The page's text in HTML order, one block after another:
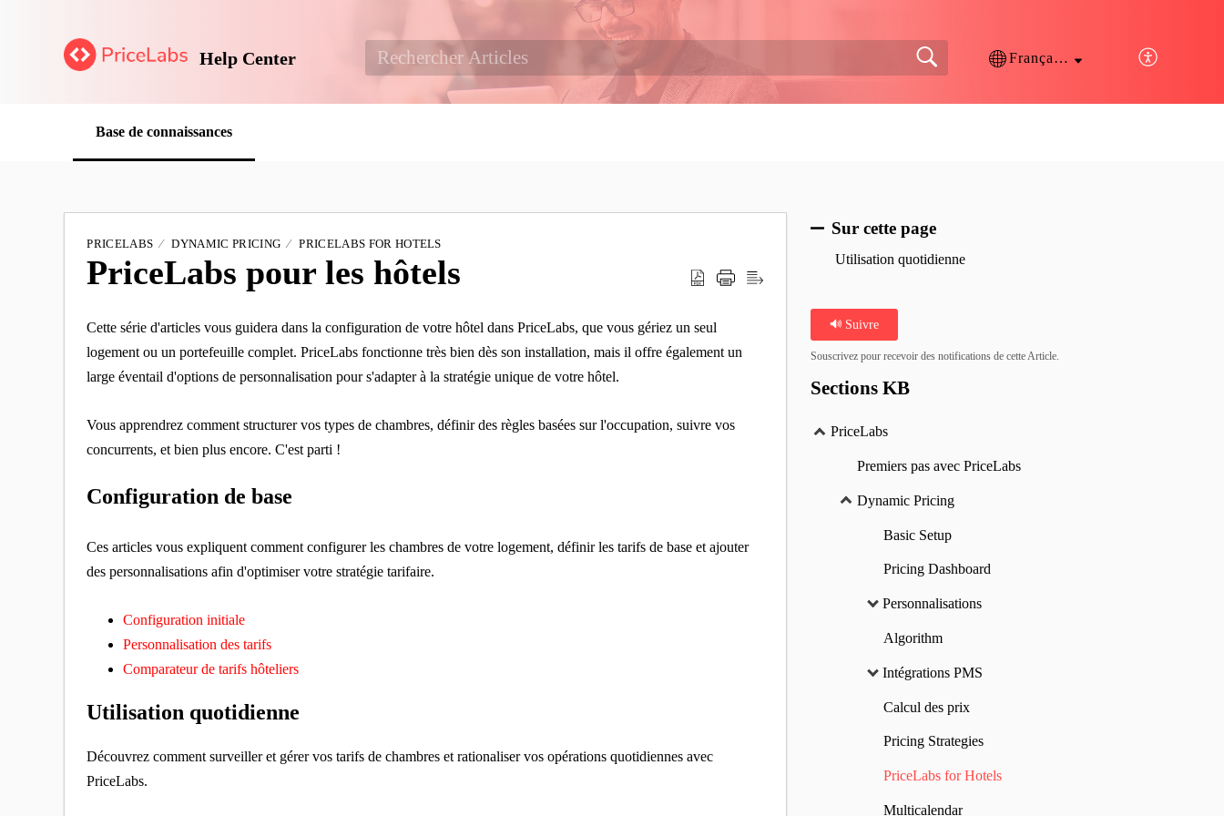
Help Center Français (France)
Base de connaissances
PRICELABS DYNAMIC PRICING PRICELABS FOR HOTELS
PriceLabs pour les hôtels
Cette série d'articles vous guidera dans la configuration de votre hôtel dans PriceLabs, que vous gériez un seul
logement ou un portefeuille complet. PriceLabs fonctionne très bien dès son installation, mais il offre également un
large éventail d'options de personnalisation pour s'adapter à la stratégie unique de votre hôtel.
Vous apprendrez comment structurer vos types de chambres, définir des règles basées sur l'occupation, suivre vos
concurrents, et bien plus encore. C'est parti !
Configuration de base
Ces articles vous expliquent comment configurer les chambres de votre logement, définir les tarifs de base et ajouter
des personnalisations afin d'optimiser votre stratégie tarifaire.
Configuration initiale
Personnalisation des tarifs
Comparateur de tarifs hôteliers
Utilisation quotidienne
Découvrez comment surveiller et gérer vos tarifs de chambres et rationaliser vos opérations quotidiennes avec
PriceLabs.
Sur cette page
Utilisation quotidienne
Suivre
Souscrivez pour recevoir des notifications de cette Article.
Sections KB
PriceLabs
Premiers pas avec PriceLabs
Dynamic Pricing
Basic Setup
Pricing Dashboard
Personnalisations
Algorithm
Intégrations PMS
Calcul des prix
Pricing Strategies
PriceLabs for Hotels
Multicalendar